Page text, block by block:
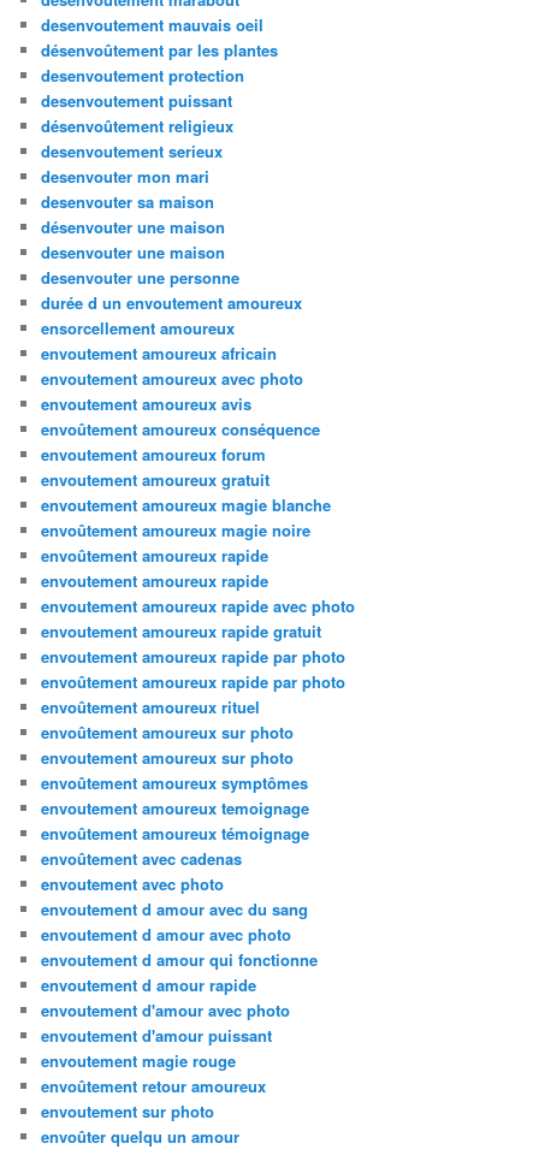
desenvoutement mauvais oeil
désenvoûtement par les plantes
desenvoutement protection
desenvoutement puissant
désenvoûtement religieux
desenvoutement serieux
desenvouter mon mari
desenvouter sa maison
désenvouter une maison
desenvouter une maison
desenvouter une personne
durée d un envoutement amoureux
ensorcellement amoureux
envoutement amoureux africain
envoutement amoureux avec photo
envoutement amoureux avis
envoûtement amoureux conséquence
envoutement amoureux forum
envoutement amoureux gratuit
envoutement amoureux magie blanche
envoûtement amoureux magie noire
envoûtement amoureux rapide
envoutement amoureux rapide
envoutement amoureux rapide avec photo
envoutement amoureux rapide gratuit
envoutement amoureux rapide par photo
envoûtement amoureux rapide par photo
envoûtement amoureux rituel
envoûtement amoureux sur photo
envoutement amoureux sur photo
envoûtement amoureux symptômes
envoutement amoureux temoignage
envoûtement amoureux témoignage
envoûtement avec cadenas
envoutement avec photo
envoutement d amour avec du sang
envoutement d amour avec photo
envoutement d amour qui fonctionne
envoutement d amour rapide
envoutement d'amour avec photo
envoutement d'amour puissant
envoutement magie rouge
envoûtement retour amoureux
envoutement sur photo
envoûter quelqu un amour